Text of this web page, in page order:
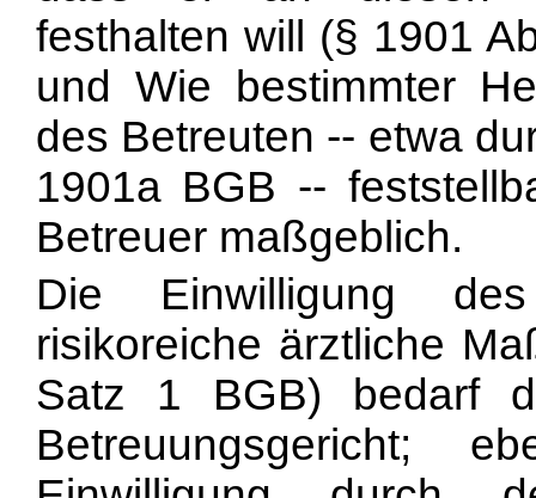
festhalten will (§ 1901
und Wie bestimmter
des Betreuten -- etwa
1901a BGB --
Betreuer maßgeblich.
Die Einwilligung
risikoreiche ärztliche
Satz 1 BGB) bedarf
Betreuungsgericht;